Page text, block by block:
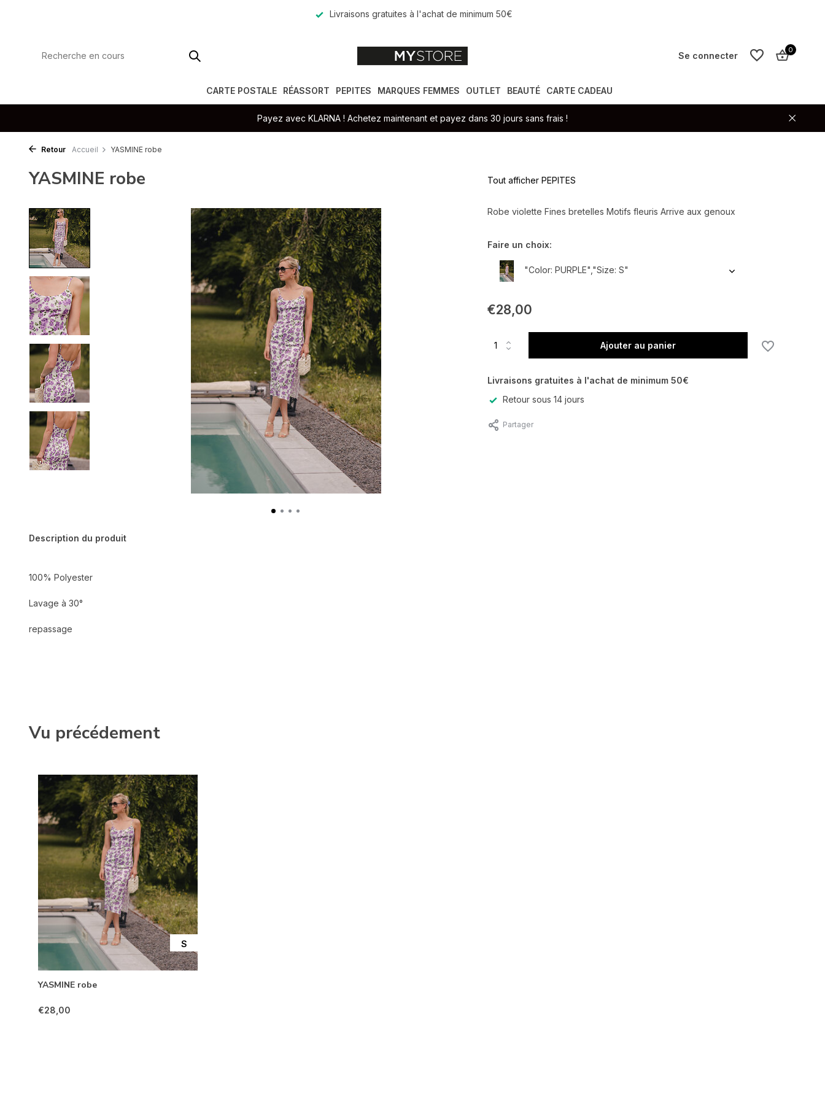
Livraisons gratuites à l'achat de minimum 50€
Se connecter
0
CARTE POSTALE RÉASSORT PEPITES MARQUES FEMMES OUTLET BEAUTÉ CARTE CADEAU
Payez avec KLARNA ! Achetez maintenant et payez dans 30 jours sans frais !
Retour Accueil YASMINE robe
YASMINE robe
Description du produit
100% Polyester
Lavage à 30°
repassage
Tout afficher PEPITES
Robe violette Fines bretelles Motifs fleuris Arrive aux genoux
Faire un choix:
"Color: PURPLE","Size: S"
€28,00
Ajouter au panier
Livraisons gratuites à l'achat de minimum 50€
Retour sous 14 jours
Partager
Vu précédement
S
YASMINE robe
€28,00